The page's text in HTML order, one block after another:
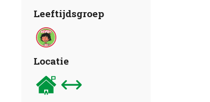
Leeftijdsgroep
Locatie